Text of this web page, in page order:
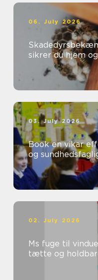
06. July 2026
sikrer du hjem
03. July 2026
Book en vikar
og
02. July 2026
Ms fuge til
tætte og